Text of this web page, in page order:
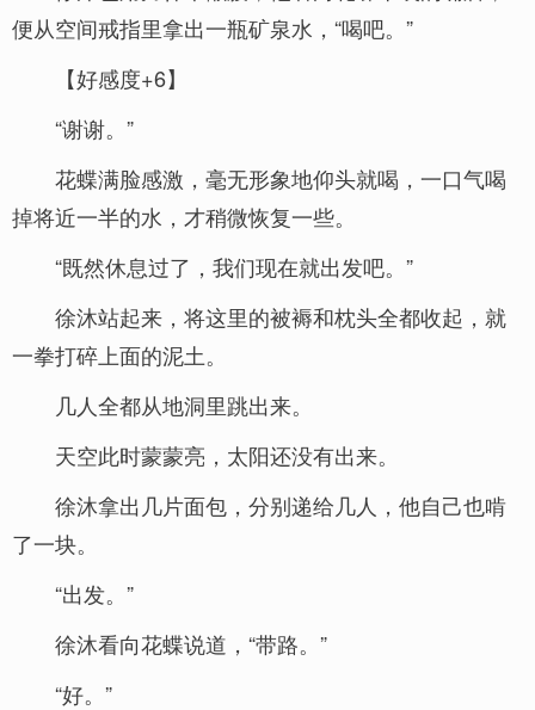
便从空间戒指里拿出一瓶矿泉水，“喝吧。”
【好感度+6】
“谢谢。”
花蝶满脸感激，毫无形象地仰头就喝，一口气喝
掉将近一半的水，才稍微恢复一些。
“既然休息过了，我们现在就出发吧。”
徐沐站起来，将这里的被褥和枕头全都收起，就
一拳打碎上面的泥土。
几人全都从地洞里跳出来。
天空此时蒙蒙亮，太阳还没有出来。
徐沐拿出几片面包，分别递给几人，他自己也啃
了一块。
“出发。”
徐沐看向花蝶说道，“带路。”
“好。”